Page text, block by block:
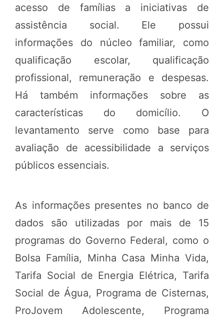
acesso de famílias a iniciativas de
assistência social. Ele possui
informações do núcleo familiar, como
qualificação escolar, qualificação
profissional, remuneração e despesas.
Há também informações sobre as
características do domicílio. O
levantamento serve como base para
avaliação de acessibilidade a serviços
públicos essenciais.
As informações presentes no banco de
dados são utilizadas por mais de 15
programas do Governo Federal, como o
Bolsa Família, Minha Casa Minha Vida,
Tarifa Social de Energia Elétrica, Tarifa
Social de Água, Programa de Cisternas,
ProJovem Adolescente, Programa